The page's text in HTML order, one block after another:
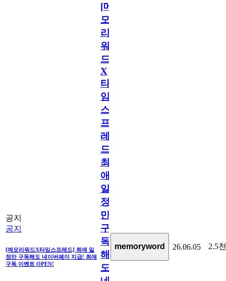
공지
공지
[메모리워드X타임스프레드] 최애 일
정만 구독해도 네이버페이 지급! 최애
구독 이벤트 OPEN!
[메
모
리
워
드
X
타
임
스
프
레
드]
최
애
일
정
만
구
독
해
도
memoryword 26.06.05 2.5천